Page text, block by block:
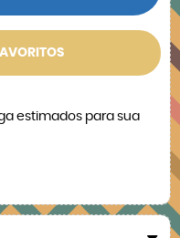
estimados para sua